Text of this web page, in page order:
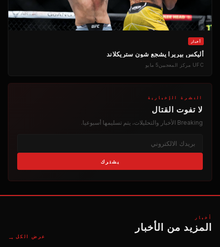
أخبار
أليكس بيريرا يشجع شون ستريكلاند
UFC مركز المعجبين5 مايو
النشرة الإخبارية
لا تفوت القتال
Breaking الأخبار والتحليلات، يتم تسليمها أسبوعيا.
يشترك
أخبار
المزيد من الأخبار
عرض الكل →